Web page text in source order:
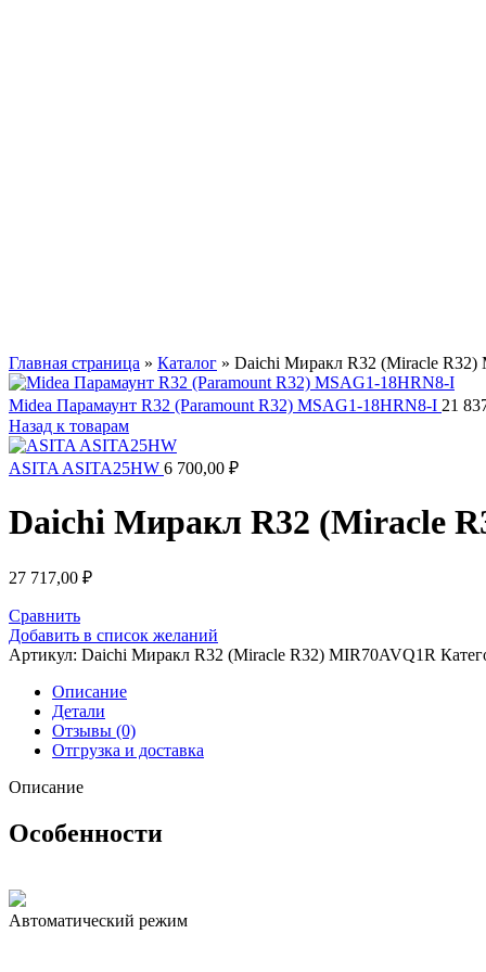
Главная страница » Каталог » Daichi Миракл R32 (Miracle R32)
Midea Парамаунт R32 (Paramount R32) MSAG1-18HRN8-I 21
Назад к товарам
ASITA ASITA25HW 6 700,00 ₽
Daichi Миракл R32 (Miracle
27 717,00 ₽
Сравнить
Добавить в список желаний
Артикул: Daichi Миракл R32 (Miracle R32) MIR70AVQ1R
Описание
Детали
Отзывы (0)
Отгрузка и доставка
Описание
Особенности
Автоматический режим